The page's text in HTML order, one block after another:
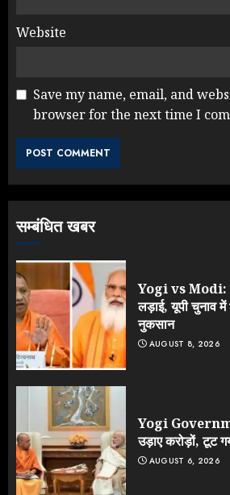
Website
Save my name, email, and
browser for the next time I
सम्बंधित खबर
Yogi vs Modi:
लड़ाई, यूपी चुनाव में
नुकसान
AUGUST 8, 2026
Yogi
उड़ाए करोड़ों, टूट
AUGUST 6, 2026
Rahul Gandhi के
4
5
JULY 23, 2026